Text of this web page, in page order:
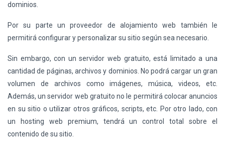
dominios.
Por su parte un proveedor de alojamiento web también le
permitirá configurar y personalizar su sitio según sea necesario.
Sin embargo, con un servidor web gratuito, está limitado a una
cantidad de páginas, archivos y dominios. No podrá cargar un gran
volumen de archivos como imágenes, música, videos, etc.
Además, un servidor web gratuito no le permitirá colocar anuncios
en su sitio o utilizar otros gráficos, scripts, etc. Por otro lado, con
un hosting web premium, tendrá un control total sobre el
contenido de su sitio.